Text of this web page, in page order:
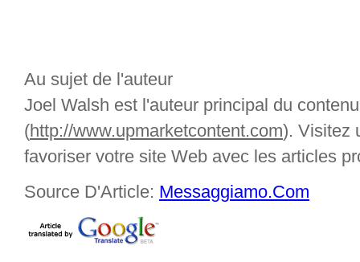
Au sujet de l'auteur
Joel Walsh est l'auteur principal du
(http://www.upmarketcontent.com). Visitez
favoriser votre site Web avec les articles
Source D'Article: Messaggiamo.Com